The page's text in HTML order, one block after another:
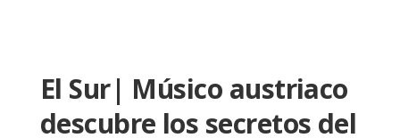
El Sur| Músico austriaco
descubre los secretos del